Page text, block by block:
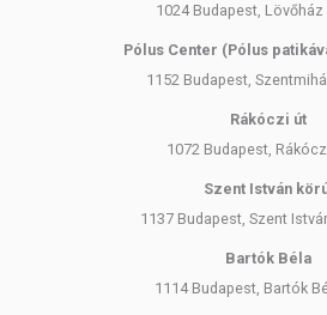
1024 Budapest, Lövőház
Pólus Center (Pólus
1152 Budapest,
Rákóczi út
1072 Budapest,
Szent István
1137 Budapest, Szent
Bartók Béla
1114 Budapest, Bartók